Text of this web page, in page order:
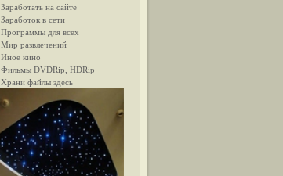
Заработать на сайте
Заработок в сети
Программы для всех
Мир развлечений
Иное кино
Фильмы DVDRip, HDRip
Храни файлы здесь